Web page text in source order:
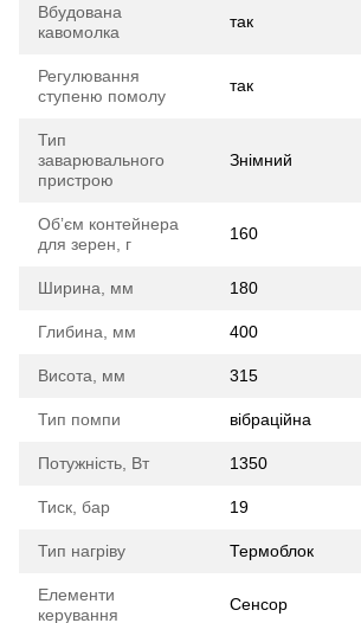
Вбудована
кавомолка
так
Регулювання
ступеню помолу
так
Тип
заварювального
пристрою
Знімний
Обʼєм контейнера
для зерен, г
160
Ширина, мм 180
Глибина, мм 400
Висота, мм 315
Тип помпи вібраційна
Потужність, Вт 1350
Тиск, бар 19
Тип нагріву Термоблок
Елементи
керування
Сенсор